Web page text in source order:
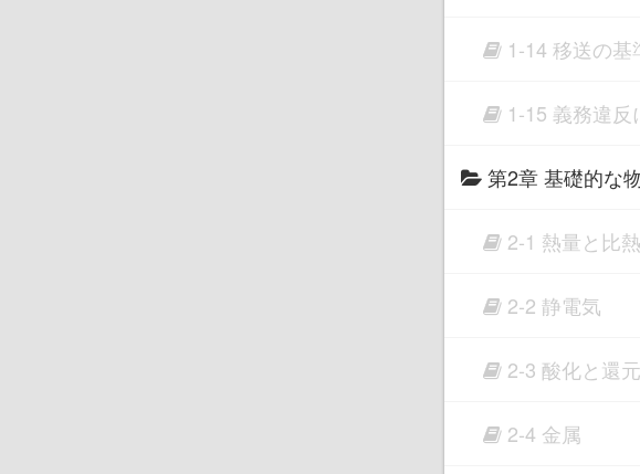
1-14 移送の基
1-15 義務違
第2章 基礎的な
2-1 熱量と比熱
2-2 静電気
2-3 酸化と還元
2-4 金属